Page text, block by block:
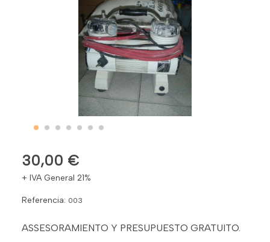
30,00 €
+ IVA General 21%
Referencia: 003
ASSESORAMIENTO Y PRESUPUESTO GRATUITO.